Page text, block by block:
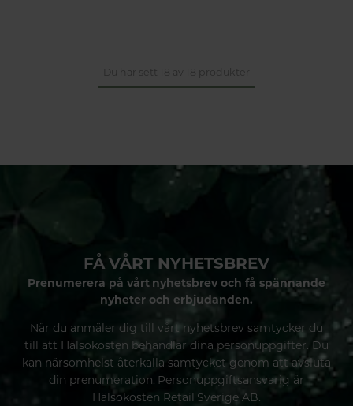
Du har sett 18 av 18 produkter
FÅ VÅRT NYHETSBREV
Prenumerera på vårt nyhetsbrev och få spännande
nyheter och erbjudanden.
När du anmäler dig till vårt nyhetsbrev samtycker du
till att Hälsokosten behandlar dina personuppgifter. Du
kan närsomhelst återkalla samtycket genom att avsluta
din prenumeration. Personuppgiftsansvarig är
Hälsokosten Retail Sverige AB.